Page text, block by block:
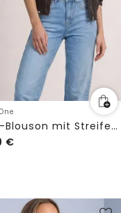
Satin-Blouson mit Streifendetails
€